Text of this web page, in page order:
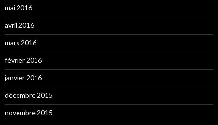
mai 2016
avril 2016
mars 2016
février 2016
janvier 2016
décembre 2015
novembre 2015